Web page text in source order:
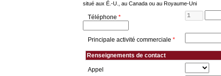
situé aux É.-U., au Canada ou au Royaume-Uni
Téléphone *
Principale activité commerciale *
Renseignements de contact
Appel